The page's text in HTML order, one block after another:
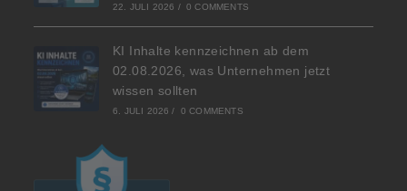
22. JULI 2026 / 0 COMMENTS
KI Inhalte kennzeichnen ab dem
02.08.2026, was Unternehmen jetzt
wissen sollten
6. JULI 2026 / 0 COMMENTS